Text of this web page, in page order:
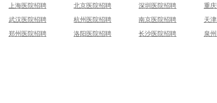
上海医院招聘 北京医院招聘 深圳医院招聘
重
武汉医院招聘
杭州医院招聘 南京医院招聘
天
郑州医院招聘
洛阳医院招聘 长沙医院招聘 泉